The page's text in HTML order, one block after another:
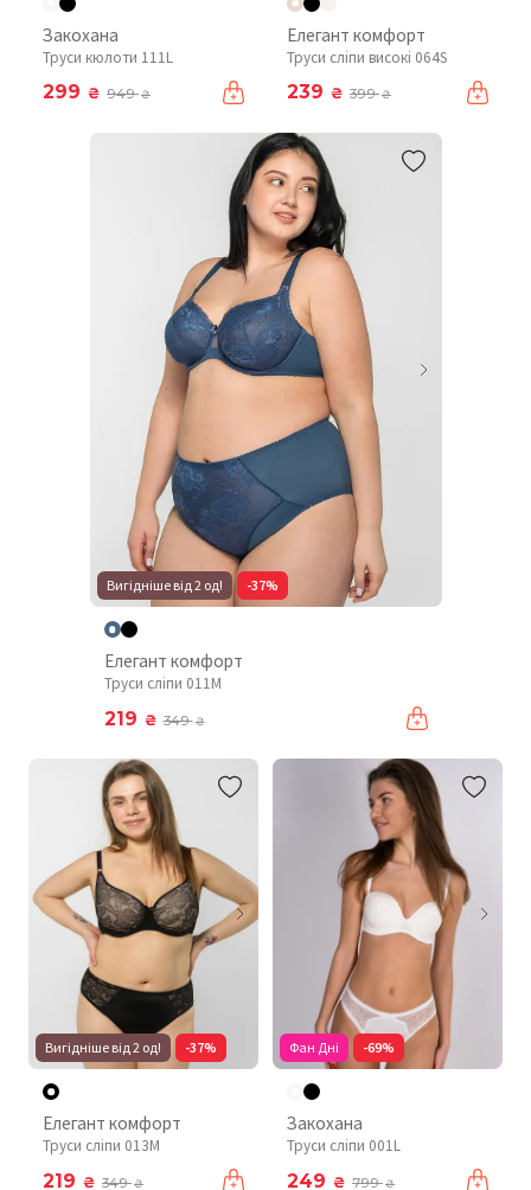
Закохана
Труси кюлоти 111L
299 ₴ 949₴
Елегант комфорт
Труси сліпи високі 064S
239 ₴ 399₴
Вигідніше від 2 од! -37%
Елегант комфорт
Труси сліпи 011М
219 ₴ 349₴
Вигідніше від 2 од! -37%
Елегант комфорт
Труси сліпи 013M
219 ₴ 349₴
Фан Дні -69%
Закохана
Труси сліпи 001L
249 ₴ 799₴